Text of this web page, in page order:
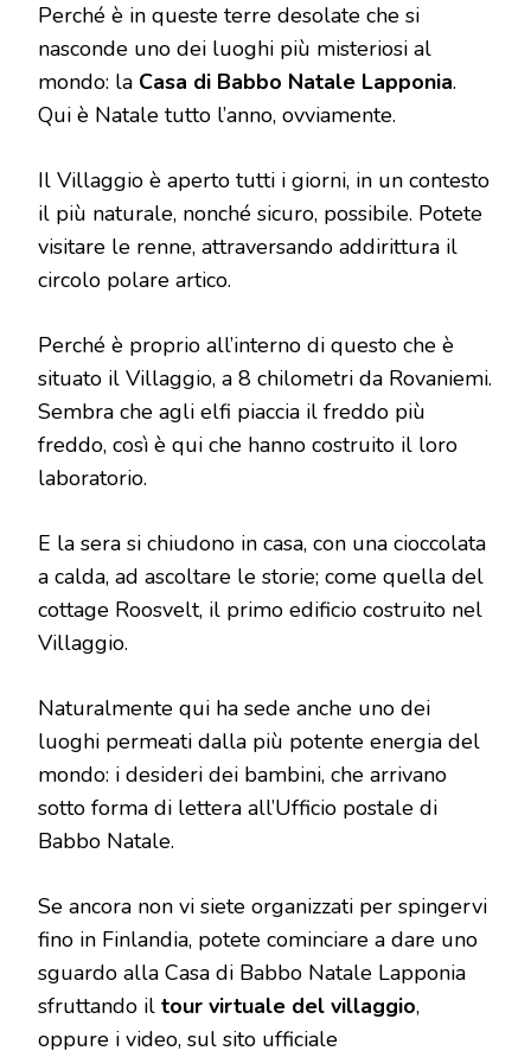
Perché è in queste terre desolate che si
nasconde uno dei luoghi più misteriosi al
mondo: la Casa di Babbo Natale Lapponia.
Qui è Natale tutto l’anno, ovviamente.
Il Villaggio è aperto tutti i giorni, in un contesto
il più naturale, nonché sicuro, possibile. Potete
visitare le renne, attraversando addirittura il
circolo polare artico.
Perché è proprio all’interno di questo che è
situato il Villaggio, a 8 chilometri da Rovaniemi.
Sembra che agli elfi piaccia il freddo più
freddo, così è qui che hanno costruito il loro
laboratorio.
E la sera si chiudono in casa, con una cioccolata
a calda, ad ascoltare le storie; come quella del
cottage Roosvelt, il primo edificio costruito nel
Villaggio.
Naturalmente qui ha sede anche uno dei
luoghi permeati dalla più potente energia del
mondo: i desideri dei bambini, che arrivano
sotto forma di lettera all’Ufficio postale di
Babbo Natale.
Se ancora non vi siete organizzati per spingervi
fino in Finlandia, potete cominciare a dare uno
sguardo alla Casa di Babbo Natale Lapponia
sfruttando il tour virtuale del villaggio,
oppure i video, sul sito ufficiale